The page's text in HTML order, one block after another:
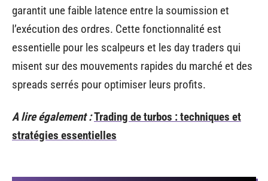
garantit une faible latence entre la soumission et
l’exécution des ordres. Cette fonctionnalité est
essentielle pour les scalpeurs et les day traders qui
misent sur des mouvements rapides du marché et des
spreads serrés pour optimiser leurs profits.
A lire également :Trading de turbos : techniques et
stratégies essentielles